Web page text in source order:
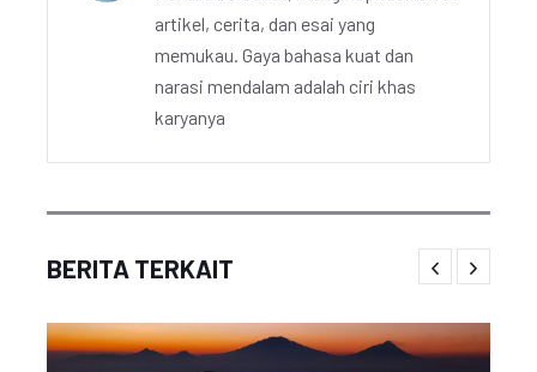
artikel, cerita, dan esai yang
memukau. Gaya bahasa kuat dan
narasi mendalam adalah ciri khas
karyanya
BERITA TERKAIT